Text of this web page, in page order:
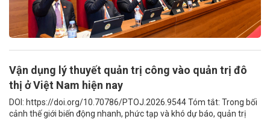
Vận dụng lý thuyết quản trị công vào quản trị đô
thị ở Việt Nam hiện nay
DOI: https://doi.org/10.70786/PTOJ.2026.9544 Tóm tắt: Trong bối
cảnh thế giới biến động nhanh, phức tạp và khó dự báo, quản trị